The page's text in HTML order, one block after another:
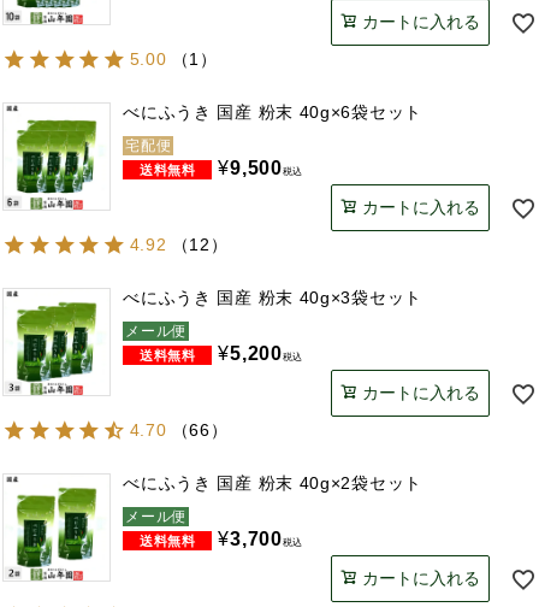
カートに入れる
5.00
（1 ）
べにふうき 国産 粉末 40g×6袋セット
宅配便
¥9,500税込
カートに入れる
4.92
（12 ）
べにふうき 国産 粉末 40g×3袋セット
メール便
¥5,200税込
カートに入れる
4.70
（66）
べにふうき 国産 粉末 40g×2袋セット
メール便
¥3,700税込
カートに入れる